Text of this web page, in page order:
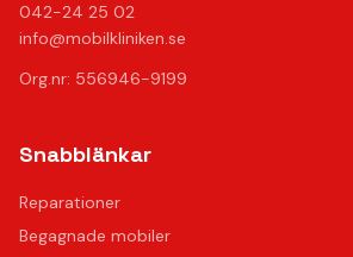
042-24 25 02
info@mobilkliniken.se
Org.nr: 556946-9199
Snabblänkar
Reparationer
Begagnade mobiler